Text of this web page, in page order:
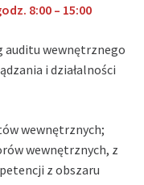
8:00 – 15:00
auditu wewnętrznego
i działalności
wewnętrznych;
wewnętrznych, z
z obszaru